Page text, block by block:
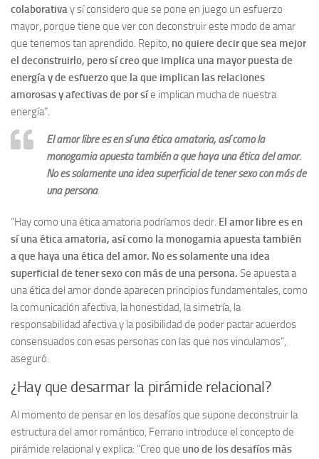
colaborativay sí considero que se pone en juego un esfuerzo
mayor, porque tiene que ver con deconstruir este modo de amar
que tenemos tan aprendido. Repito, no quiere decir que sea mejor
el deconstruirlo, pero sí creo que implica una mayor puesta de
energía y de esfuerzo que la que implican las relaciones
amorosas y afectivas de por síe implican mucha de nuestra
energía”.
El amor libre es en sí una ética amatoria, así como la
monogamia apuesta también a que haya una ética del amor.
No es solamente una idea superficial de tener sexo con más de
una persona.
“Hay como una ética amatoria podríamos decir. El amor libre es en
sí una ética amatoria, así como la monogamia apuesta también
a que haya una ética del amor. No es solamente una idea
superficial de tener sexo con más de una persona. Se apuesta a
una ética del amor donde aparecen principios fundamentales, como
la comunicación afectiva, la honestidad, la simetría, la
responsabilidad afectiva y la posibilidad de poder pactar acuerdos
consensuados con esas personas con las que nos vinculamos”,
aseguró.
¿Hay que desarmar la pirámide relacional?
Al momento de pensar en los desafíos que supone deconstruir la
estructura del amor romántico, Ferrario introduce el concepto de
pirámide relacional y explica: “Creo que uno de los desafíos más